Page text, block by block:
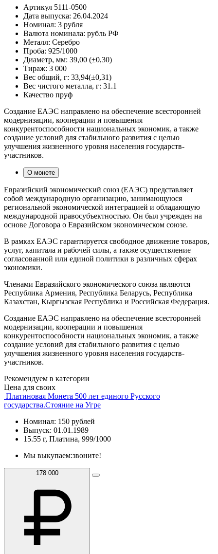
Артикул 5111-0500
Дата выпуска: 26.04.2024
Номинал: 3 рубля
Валюта номинала: рубль РФ
Металл: Серебро
Проба: 925/1000
Диаметр, мм: 39,00 (±0,30)
Тираж: 3 000
Вес общий, г: 33,94(±0,31)
Вес чистого металла, г: 31.1
Качество пруф
Создание ЕАЭС направлено на обеспечение всесторонней
модернизации, кооперации и повышения
конкурентоспособности национальных экономик, а также
создание условий для стабильного развития с целью
улучшения жизненного уровня населения государств-
участников.
О монете
Евразийский экономический союз (ЕАЭС) представляет
собой международную организацию, занимающуюся
региональной экономической интеграцией и обладающую
международной правосубъектностью. Он был учрежден на
основе Договора о Евразийском экономическом союзе.
В рамках ЕАЭС гарантируется свободное движение товаров,
услуг, капитала и рабочей силы, а также осуществление
согласованной или единой политики в различных сферах
экономики.
Членами Евразийского экономического союза являются
Республика Армения, Республика Беларусь, Республика
Казахстан, Кыргызская Республика и Российская Федерация.
Создание ЕАЭС направлено на обеспечение всесторонней
модернизации, кооперации и повышения
конкурентоспособности национальных экономик, а также
создание условий для стабильного развития с целью
улучшения жизненного уровня населения государств-
участников.
Рекомендуем в категории
Цена для своих
Платиновая Монета 500 лет единого Русского
государства.Стояние на Угре
Номинал: 150 рублей
Выпуск: 01.01.1989
15.55 г, Платина, 999/1000
Мы выкупаем:звоните!
178 000